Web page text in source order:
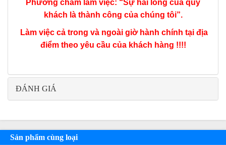
Phương châm làm việc: “Sự hài lòng của quý
khách là thành công của chúng tôi”.
Làm việc cả trong và ngoài giờ hành chính tại địa
điểm theo yêu cầu của khách hàng !!!!
ĐÁNH GIÁ
Sản phẩm cùng loại